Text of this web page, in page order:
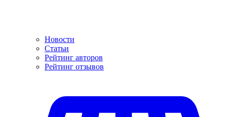
Новости
Статьи
Рейтинг авторов
Рейтинг отзывов